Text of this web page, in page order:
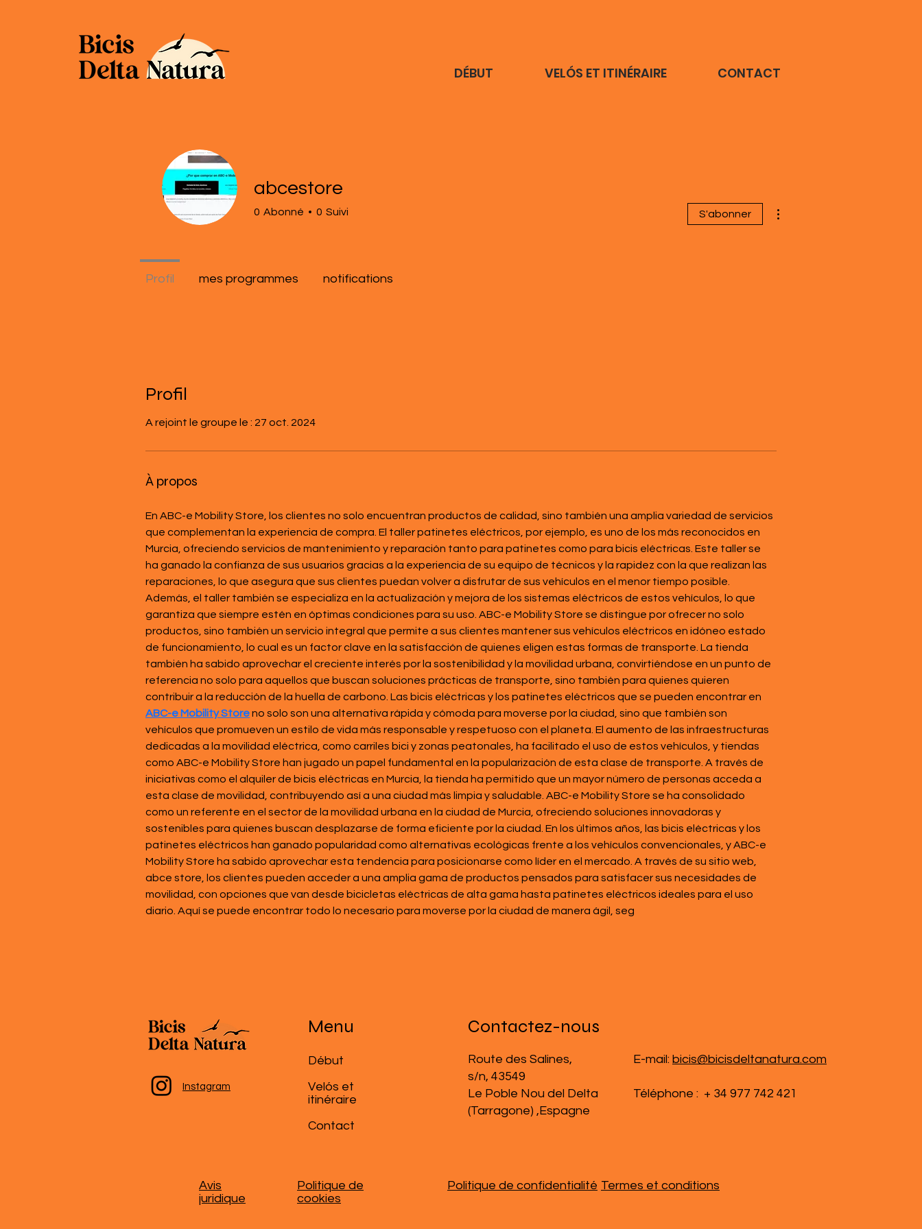
DÉBUT VELÓS ET ITINÉRAIRE CONTACT
Profil
A rejoint le groupe le : 27 oct. 2024
À propos
En ABC-e Mobility Store, los clientes no solo encuentran productos de calidad, sino también una amplia variedad de servicios
que complementan la experiencia de compra. El taller patinetes eléctricos, por ejemplo, es uno de los más reconocidos en
Murcia, ofreciendo servicios de mantenimiento y reparación tanto para patinetes como para bicis eléctricas. Este taller se
ha ganado la confianza de sus usuarios gracias a la experiencia de su equipo de técnicos y la rapidez con la que realizan las
reparaciones, lo que asegura que sus clientes puedan volver a disfrutar de sus vehículos en el menor tiempo posible.
Además, el taller también se especializa en la actualización y mejora de los sistemas eléctricos de estos vehículos, lo que
garantiza que siempre estén en óptimas condiciones para su uso. ABC-e Mobility Store se distingue por ofrecer no solo
productos, sino también un servicio integral que permite a sus clientes mantener sus vehículos eléctricos en idóneo estado
de funcionamiento, lo cual es un factor clave en la satisfacción de quienes eligen estas formas de transporte. La tienda
también ha sabido aprovechar el creciente interés por la sostenibilidad y la movilidad urbana, convirtiéndose en un punto de
referencia no solo para aquellos que buscan soluciones prácticas de transporte, sino también para quienes quieren
contribuir a la reducción de la huella de carbono. Las bicis eléctricas y los patinetes eléctricos que se pueden encontrar en
ABC-e Mobility Store no solo son una alternativa rápida y cómoda para moverse por la ciudad, sino que también son
vehículos que promueven un estilo de vida más responsable y respetuoso con el planeta. El aumento de las infraestructuras
dedicadas a la movilidad eléctrica, como carriles bici y zonas peatonales, ha facilitado el uso de estos vehículos, y tiendas
como ABC-e Mobility Store han jugado un papel fundamental en la popularización de esta clase de transporte. A través de
iniciativas como el alquiler de bicis eléctricas en Murcia, la tienda ha permitido que un mayor número de personas acceda a
esta clase de movilidad, contribuyendo así a una ciudad más limpia y saludable. ABC-e Mobility Store se ha consolidado
como un referente en el sector de la movilidad urbana en la ciudad de Murcia, ofreciendo soluciones innovadoras y
sostenibles para quienes buscan desplazarse de forma eficiente por la ciudad. En los últimos años, las bicis eléctricas y los
patinetes eléctricos han ganado popularidad como alternativas ecológicas frente a los vehículos convencionales, y ABC-e
Mobility Store ha sabido aprovechar esta tendencia para posicionarse como líder en el mercado. A través de su sitio web,
abce store, los clientes pueden acceder a una amplia gama de productos pensados para satisfacer sus necesidades de
movilidad, con opciones que van desde bicicletas eléctricas de alta gama hasta patinetes eléctricos ideales para el uso
diario. Aquí se puede encontrar todo lo necesario para moverse por la ciudad de manera ágil, seg
abcestore
0 Abonné 0 Suivi S'abonner
Profil mes programmes notifications
Instagram
Menu Contactez-nous
​Début
Velós et
itinéraire
Contact
E-mail: bicis@bicisdeltanatura.com
Téléphone : + 34 977 742 421
Route des Salines,
s/n, 43549
Le Poble Nou del Delta
(Tarragone) ,Espagne
Avis
juridique
Politique de
cookies
Politique de confidentialité Termes et conditions